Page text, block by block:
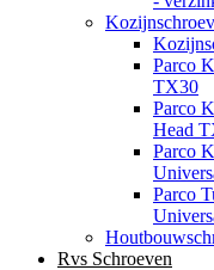
Parco
TX30
Parco
Head
Parco
Parco
Rvs Schroeven